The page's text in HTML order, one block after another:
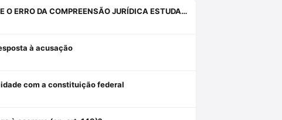
INQUIETAÇÕES, ANGÚSTIAS, SISTEMAS, PROVAS, DIREITO E O ERRO DA COMPREENSÃO JURÍDICA ESTUDANDO APENAS O DIREITO.
à acusação
com a constituição federal